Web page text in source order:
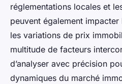
réglementations locales et
peuvent également
les variations de prix
multitude de facteurs
d’analyser avec précision
dynamiques du marché